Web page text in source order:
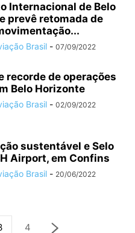
Internacional de Belo
prevê retomada de
Brasil - 07/09/2022
recorde de operações
Belo Horizonte
Brasil - 02/09/2022
sustentável e Selo
Airport, em Confins
Brasil - 20/06/2022
4